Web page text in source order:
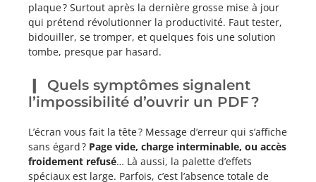
plaque ? Surtout après la dernière grosse mise à jour
qui prétend révolutionner la productivité. Faut tester,
bidouiller, se tromper, et quelques fois une solution
tombe, presque par hasard.
Quels symptômes signalent
l’impossibilité d’ouvrir un PDF ?
L’écran vous fait la tête ? Message d’erreur qui s’affiche
sans égard ? Page vide, charge interminable, ou accès
froidement refusé… Là aussi, la palette d’effets
spéciaux est large. Parfois, c’est l’absence totale de